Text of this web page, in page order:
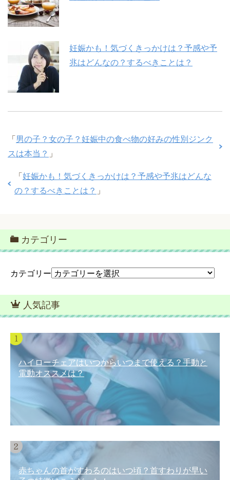
妊娠かも！気づくきっかけは？予感や予
兆はどんなの？するべきことは？
「 男の子？女の子？妊娠中の食べ物の好みの性別ジンク
スは本当？ 」
「 妊娠かも！気づくきっかけは？予感や予兆はどんな
の？するべきことは？ 」
カテゴリー
カテゴリー
人気記事
ハイローチェアはいつからいつまで使える？手動と
電動オススメは？
赤ちゃんの首がすわるのはいつ頃？首すわりが早い